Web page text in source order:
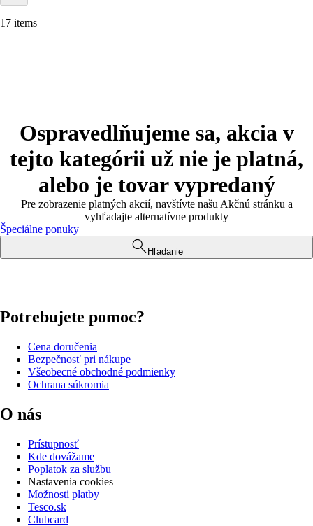
17 items
Ospravedlňujeme sa, akcia v
tejto kategórii už nie je platná,
alebo je tovar vypredaný
Pre zobrazenie platných akcií, navštívte našu Akčnú stránku a
vyhľadajte alternatívne produkty
Špeciálne ponuky
Hľadanie
Potrebujete pomoc?
Cena doručenia
Bezpečnosť pri nákupe
Všeobecné obchodné podmienky
Ochrana súkromia
O nás
Prístupnosť
Kde dovážame
Poplatok za službu
Nastavenia cookies
Možnosti platby
Tesco.sk
Clubcard